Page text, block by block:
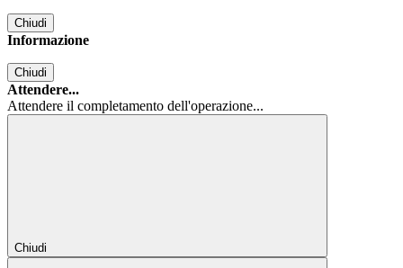
Chiudi
Informazione
Chiudi
Attendere...
Attendere il completamento dell'operazione...
Chiudi